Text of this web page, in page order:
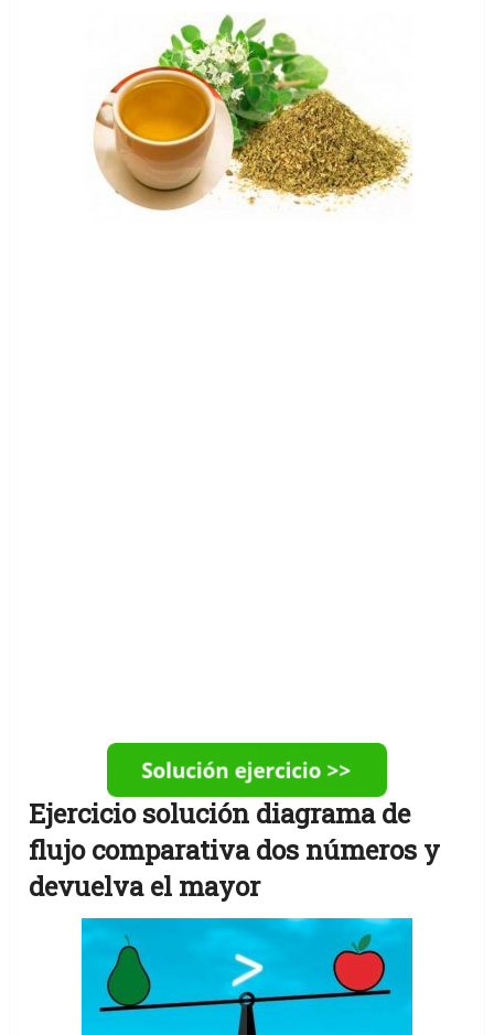
Ejercicio solución diagrama de
flujo comparativa dos números y
devuelva el mayor